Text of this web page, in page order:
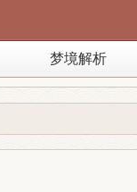
梦境解析